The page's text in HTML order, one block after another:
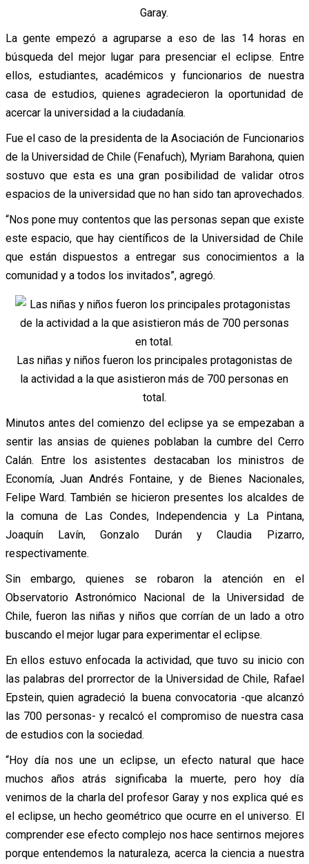
Garay.
La gente empezó a agruparse a eso de las 14 horas en
búsqueda del mejor lugar para presenciar el eclipse. Entre
ellos, estudiantes, académicos y funcionarios de nuestra
casa de estudios, quienes agradecieron la oportunidad de
acercar la universidad a la ciudadanía.
Fue el caso de la presidenta de la Asociación de Funcionarios
de la Universidad de Chile (Fenafuch), Myriam Barahona, quien
sostuvo que esta es una gran posibilidad de validar otros
espacios de la universidad que no han sido tan aprovechados.
“Nos pone muy contentos que las personas sepan que existe
este espacio, que hay científicos de la Universidad de Chile
que están dispuestos a entregar sus conocimientos a la
comunidad y a todos los invitados”, agregó.
Las niñas y niños fueron los principales protagonistas de
la actividad a la que asistieron más de 700 personas en
total.
Minutos antes del comienzo del eclipse ya se empezaban a
sentir las ansias de quienes poblaban la cumbre del Cerro
Calán. Entre los asistentes destacaban los ministros de
Economía, Juan Andrés Fontaine, y de Bienes Nacionales,
Felipe Ward.También se hicieron presentes los alcaldes de
la comuna de Las Condes, Independencia y La Pintana,
Joaquín Lavín, Gonzalo Durán y Claudia Pizarro,
respectivamente.
Sin embargo, quienes se robaron la atención en el
Observatorio Astronómico Nacional de la Universidad de
Chile, fueron las niñas y niños que corrían de un lado a otro
buscando el mejor lugar para experimentar el eclipse.
En ellos estuvo enfocada la actividad, que tuvo su inicio con
las palabras del prorrector de la Universidad de Chile, Rafael
Epstein, quien agradeció la buena convocatoria -que alcanzó
las 700 personas- y recalcó el compromiso de nuestra casa
de estudios con la sociedad.
“Hoy día nos une un eclipse, un efecto natural que hace
muchos años atrás significaba la muerte, pero hoy día
venimos de la charla del profesor Garay y nos explica qué es
el eclipse, un hecho geométrico que ocurre en el universo. El
comprender ese efecto complejo nos hace sentirnos mejores
porque entendemos la naturaleza, acerca la ciencia a nuestra